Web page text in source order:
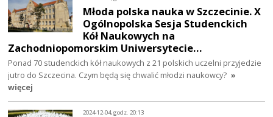
Młoda polska nauka w Szczecinie. X
Ogólnopolska Sesja Studenckich
Kół Naukowych na
Zachodniopomorskim Uniwersytecie…
Ponad 70 studenckich kół naukowych z 21 polskich uczelni przyjedzie
jutro do Szczecina. Czym będą się chwalić młodzi naukowcy? »
więcej
2024-12-04, godz. 20:13